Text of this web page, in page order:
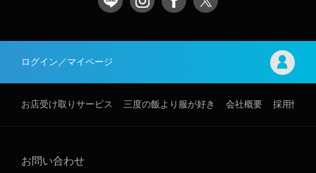
ログイン／マイページ
お店受け取りサービス 三度の飯より服が好き 会社概要 採用情報
お問い合わせ